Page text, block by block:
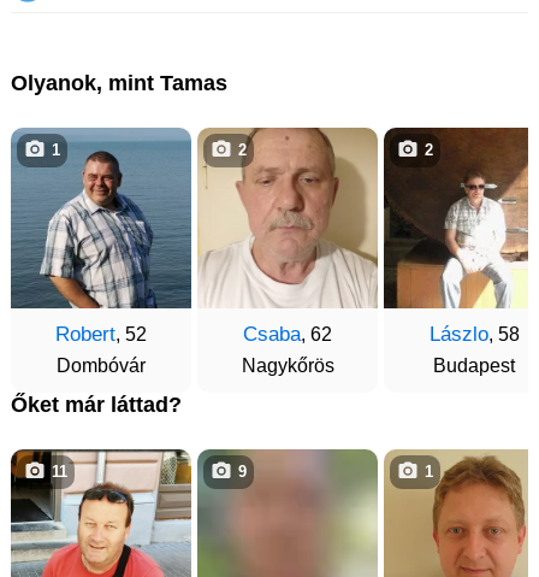
Olyanok, mint Tamas
Robert, 52
Dombóvár
1
Csaba, 62
Nagykőrös
2
Lászlo, 58
Budapest
2
Őket már láttad?
11 9 1